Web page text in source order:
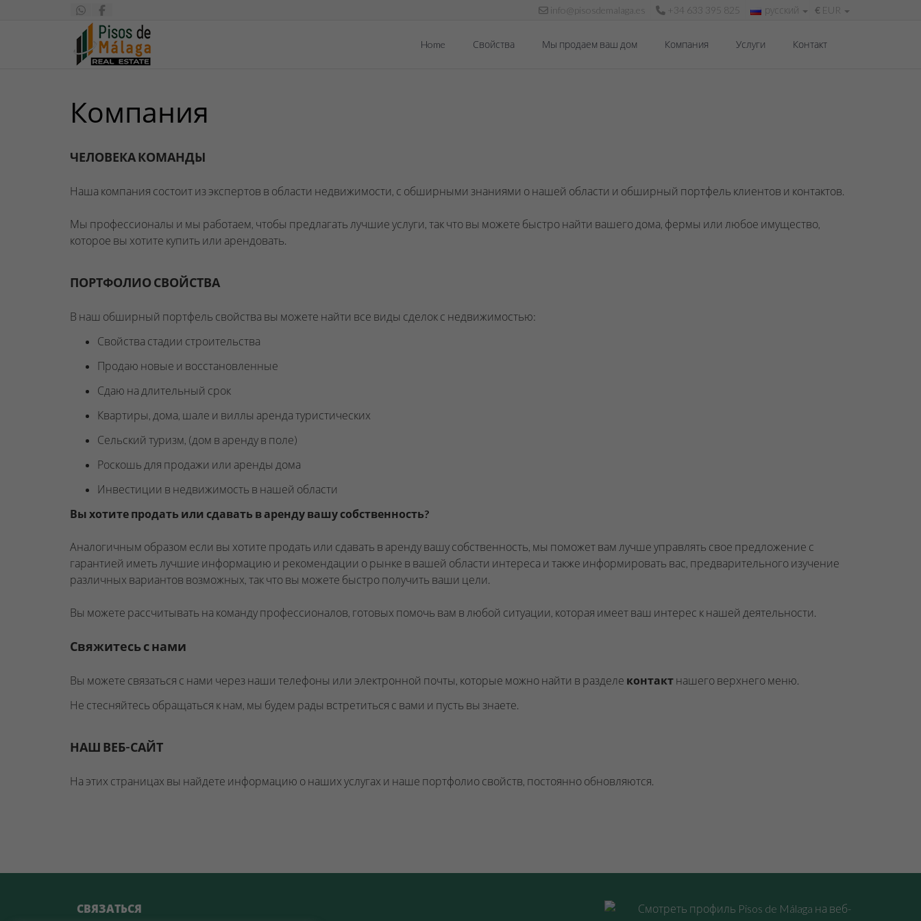
info@pisosdemalaga.es +34 633 395 825 русский € EUR
Home Свойства Мы продаем ваш дом Компания Услуги Контакт
Компания
ЧЕЛОВЕКА КОМАНДЫ
Наша компания состоит из экспертов в области недвижимости, с обширными знаниями о нашей области и обширный портфель клиентов и контактов.
Мы профессионалы и мы работаем, чтобы предлагать лучшие услуги, так что вы можете быстро найти вашего дома, фермы или любое имущество,
которое вы хотите купить или арендовать.
ПОРТФОЛИО СВОЙСТВА
В наш обширный портфель свойства вы можете найти все виды сделок с недвижимостью:
Свойства стадии строительства
Продаю новые и восстановленные
Сдаю на длительный срок
Квартиры, дома, шале и виллы аренда туристических
Сельский туризм, (дом в аренду в поле)
Роскошь для продажи или аренды дома
Инвестиции в недвижимость в нашей области
Вы хотите продать или сдавать в аренду вашу собственность?
Аналогичным образом если вы хотите продать или сдавать в аренду вашу собственность, мы поможет вам лучше управлять свое предложение с
гарантией иметь лучшие информацию и рекомендации о рынке в вашей области интереса и также информировать вас, предварительного изучение
различных вариантов возможных, так что вы можете быстро получить ваши цели.
Вы можете рассчитывать на команду профессионалов, готовых помочь вам в любой ситуации, которая имеет ваш интерес к нашей деятельности.
Свяжитесь с нами
Вы можете связаться с нами через наши телефоны или электронной почты, которые можно найти в разделе контакт нашего верхнего меню.
Не стесняйтесь обращаться к нам, мы будем рады встретиться с вами и пусть вы знаете.
НАШ ВЕБ-САЙТ
На этих страницах вы найдете информацию о наших услугах и наше портфолио свойств, постоянно обновляются.
СВЯЗАТЬСЯ